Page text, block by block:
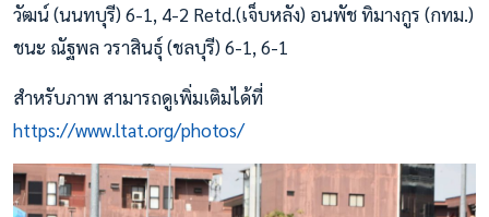
วัฒน์ (นนทบุรี) 6-1, 4-2 Retd.(เจ็บหลัง) อนพัช ทิมางกูร (กทม.)
ชนะ ณัฐพล วราสินธุ์ (ชลบุรี) 6-1, 6-1
สำหรับภาพ สามารถดูเพิ่มเติมได้ที่
https://www.ltat.org/photos/